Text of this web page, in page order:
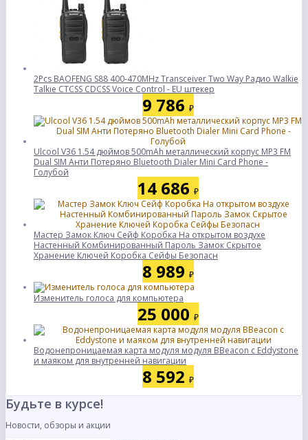
2Pcs BAOFENG S88 400-470MHz Transceiver Two Way Радио Walkie
Talkie CTCSS CDCSS Voice Control - EU штекер
9 786 ₽
Ulcool V36 1.54 дюймов 500mAh металлический корпус MP3 FM
Dual SIM Анти Потеряно Bluetooth Dialer Mini Card Phone -
Голубой
14 686 ₽
Мастер Замок Ключ Сейф Коробка На открытом воздухе
Настенный Комбинированный Пароль Замок Скрытое
Хранение Ключей Коробка Сейфы Безопасн
8 989 ₽
Изменитель голоса для компьютера
25 000 ₽
Водонепроницаемая карта модуля модуля BBeacon с Eddystone
и маяком для внутренней навигации
8 592 ₽
Будьте в курсе!
Новости, обзоры и акции